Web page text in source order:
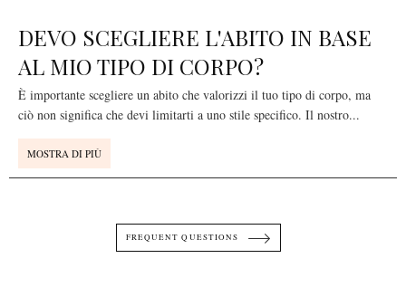
DEVO SCEGLIERE L'ABITO IN BASE
AL MIO TIPO DI CORPO?
È importante scegliere un abito che valorizzi il tuo tipo di corpo, ma
ciò non significa che devi limitarti a uno stile specifico. Il nostro...
MOSTRA DI PIÙ
FREQUENT QUESTIONS